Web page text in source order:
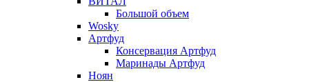
Большой объем
Wosky
Артфуд
Консервация Артфуд
Маринады Артфуд
Ноян